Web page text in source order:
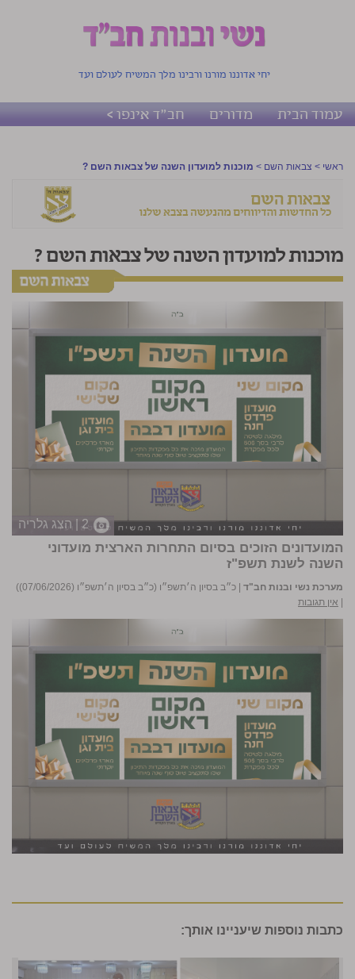
יחי אדוננו מורנו ורבינו מלך המשיח לעולם ועד
עמוד הבית מדורים חב"ד אינפו >
ראשי > צבאות השם > מוכנות למועדון השנה של צבאות השם ?
מוכנות למועדון השנה של צבאות השם ?
2 | הצג גלריה
המועדונים הזוכים בסיום התחרות הארצית מועדוני
השנה לשנת תשפ"ז
מערכת נשי ובנות חב"ד
כ״ב בסיון ה׳תשפ״ו (כ״ב בסיון ה׳תשפ״ו (07/06/2026))
אין תגובות
כתבות נוספות שיעניינו אותך: